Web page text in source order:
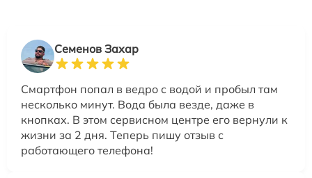
Семенов Захар
Смартфон попал в ведро с водой и пробыл там
несколько минут. Вода была везде, даже в
кнопках. В этом сервисном центре его вернули к
жизни за 2 дня. Теперь пишу отзыв с
работающего телефона!